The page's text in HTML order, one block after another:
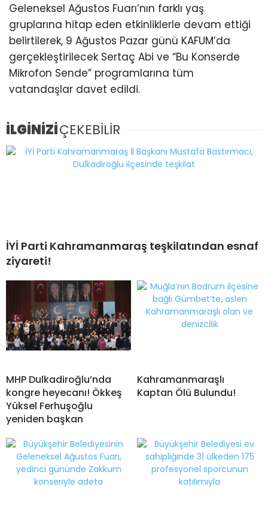
Geleneksel Ağustos Fuarı’nın farklı yaş
gruplarına hitap eden etkinliklerle devam ettiği
belirtilerek, 9 Ağustos Pazar günü KAFUM’da
gerçekleştirilecek Sertaç Abi ve “Bu Konserde
Mikrofon Sende” programlarına tüm
vatandaşlar davet edildi.
İLGİNİZİÇEKEBİLİR
İYİ Parti Kahramanmaraş teşkilatından esnaf
ziyareti!
MHP Dulkadiroğlu’nda
kongre heyecanı! Ökkeş
Yüksel Ferhuşoğlu
yeniden başkan
Kahramanmaraşlı
Kaptan Ölü Bulundu!